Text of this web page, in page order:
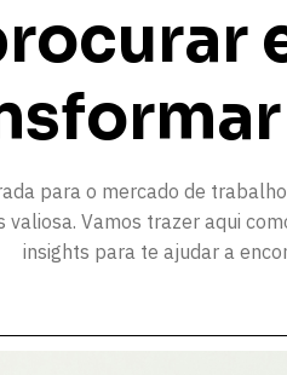
para o mercado de
Vamos trazer aqui
insights para te ajudar a